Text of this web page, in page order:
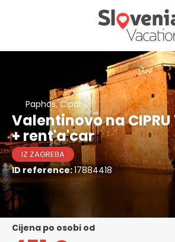
Paphos, Cipar
Valentinovo na
+ rent'a'car
IZ ZAGREBA
ID reference:17884418
cijena po osobi od